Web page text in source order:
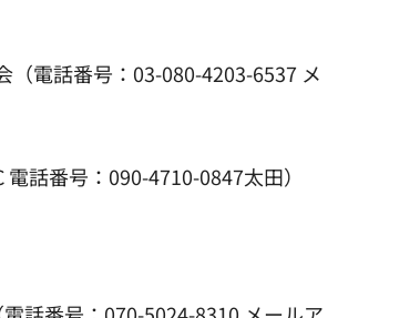
電話番号：03-️080-4203-6537 メ
番号：090-4710-0847太田）